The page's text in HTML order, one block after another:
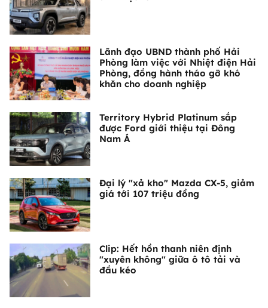
Lãnh đạo UBND thành phố Hải
Phòng làm việc với Nhiệt điện Hải
Phòng, đồng hành tháo gỡ khó
khăn cho doanh nghiệp
Territory Hybrid Platinum sắp
được Ford giới thiệu tại Đông
Nam Á
Đại lý "xả kho" Mazda CX-5, giảm
giá tới 107 triệu đồng
Clip: Hết hồn thanh niên định
"xuyên không" giữa ô tô tải và
đầu kéo